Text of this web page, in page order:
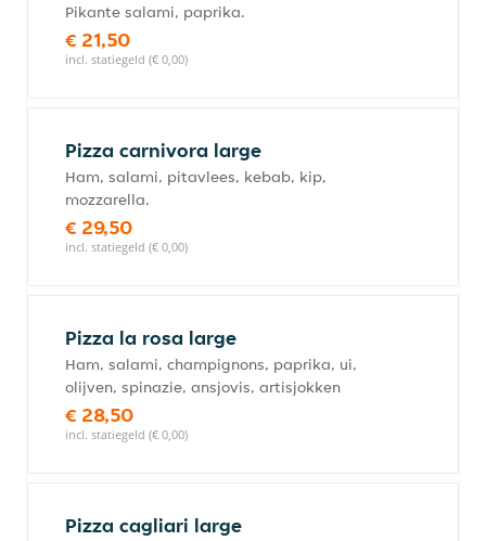
Pikante salami, paprika.
€ 21,50
incl. statiegeld (€ 0,00)
Pizza carnivora large
Ham, salami, pitavlees, kebab, kip,
mozzarella.
€ 29,50
incl. statiegeld (€ 0,00)
Pizza la rosa large
Ham, salami, champignons, paprika, ui,
olijven, spinazie, ansjovis, artisjokken
€ 28,50
incl. statiegeld (€ 0,00)
Pizza cagliari large